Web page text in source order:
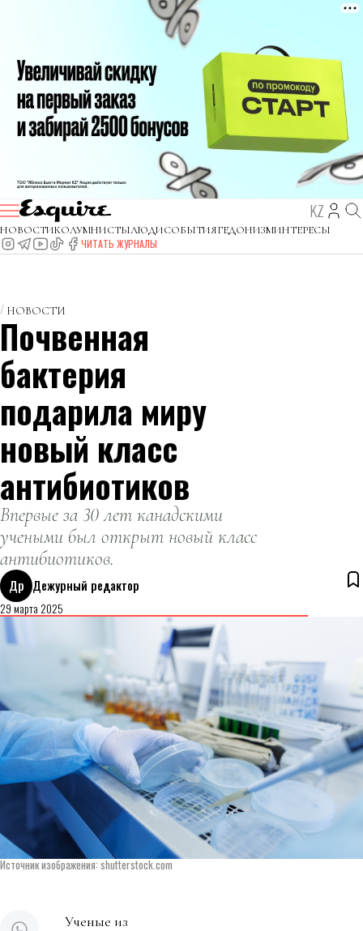
KZ
НОВОСТИКОЛУМНИСТЫЛЮДИСОБЫТИЯГЕДОНИЗМИНТЕРЕСЫ
ЧИТАТЬ ЖУРНАЛЫ
НОВОСТИ
Почвенная
бактерия
подарила миру
новый класс
антибиотиков
Впервые за 30 лет канадскими
учеными был открыт новый класс
антибиотиков.
Др Дежурный редактор
29 марта 2025
Источник изображения: shutterstock.com
Ученые из